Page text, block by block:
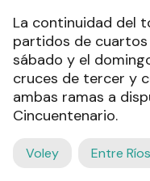
La continuidad del
partidos de cuartos
sábado y el
cruces de tercer y
ambas ramas a
Cincuentenario.
Voley Entre Ríos